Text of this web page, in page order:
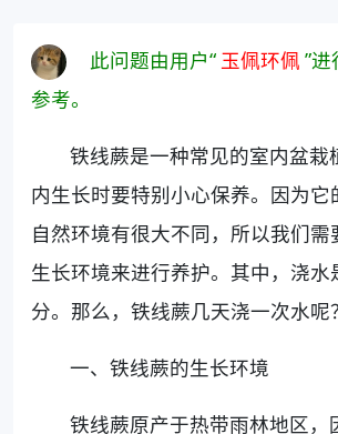
此问题由用户“ 玉佩环佩 ”
参考。
铁线蕨是一种常见的室内盆栽
内生长时要特别小心保养。因为它
自然环境有很大不同，所以我们需
生长环境来进行养护。其中，浇水
分。那么，铁线蕨几天浇一次水呢？
一、铁线蕨的生长环境
铁线蕨原产于热带雨林地区，